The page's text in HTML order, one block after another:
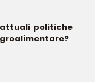
politiche